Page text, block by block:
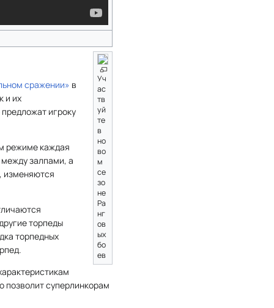
Уч
ас
тв
уй
те
в
но
во
м
се
зо
не
Ра
нг
ов
ых
бо
ев
сражении» в
и их
игроку
режиме каждая
залпами, а
изменяются
торпеды
торпедных
позволит суперлинкорам